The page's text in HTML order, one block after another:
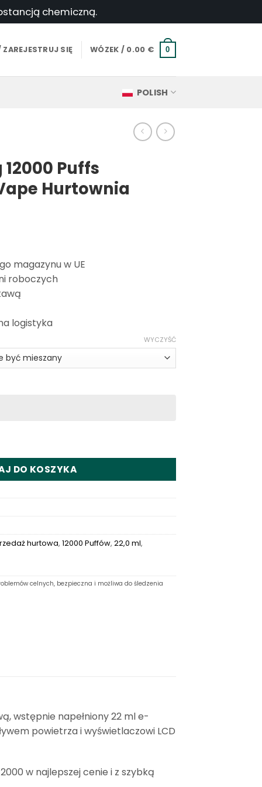
chemiczną.
SIĘ WÓZEK / 0.00 € 0
POLISH
Puffs
Hurtownia
magazynu w UE
roboczych
logistyka
WYCZYŚĆ
Disposable Vape Wholesale
DO KOSZYKA
hurtowa, 12000 Puffów, 22,0 ml,
celnych, bezpieczna i możliwa do śledzenia
wstępnie napełniony 22 ml e-
powietrza i wyświetlaczowi LCD
w najlepszej cenie i z szybką